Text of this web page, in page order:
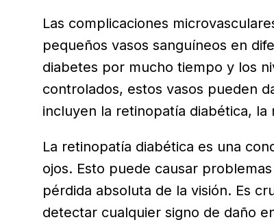
Las complicaciones
pequeños vasos sanguíneos en
diabetes por mucho tiempo y los
controlados, estos vasos pueden
incluyen la retinopatía diabética,
La retinopatía diabética es una
ojos. Esto puede causar
pérdida absoluta de la visión. Es
detectar cualquier signo de daño